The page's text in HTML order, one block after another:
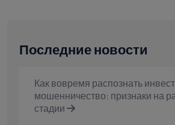
Последние новости
Как вовремя распознать
мошенничество: признаки на
стадии